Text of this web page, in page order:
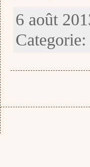
6 août
Categorie: